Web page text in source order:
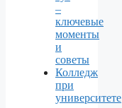
–
ключевые
моменты
и
советы
Колледж
при
университете